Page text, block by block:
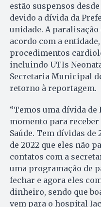
estão suspensos
devido a dívida da
unidade. A
acordo com a
procedimentos
incluindo UTIs
Secretaria Municipal
retorno à reportagem.
“Temos uma dívida de
momento para
Saúde. Tem dívidas de
de 2022 que eles não
contatos com a
uma programação de
fechar e agora eles
dinheiro, sendo que
vem para o hospital